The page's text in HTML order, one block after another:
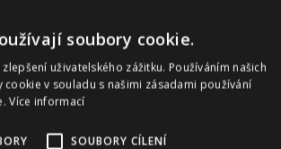
jako hlína. Do
popsat potravinovými
čokoládou a
soubory cookie.
uživatelského zážitku. Používáním našich
v souladu s našimi zásadami používání
Více informací
SOUBORY CÍLENÍ